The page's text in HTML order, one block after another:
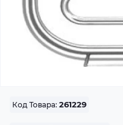
Код Товара: 261229